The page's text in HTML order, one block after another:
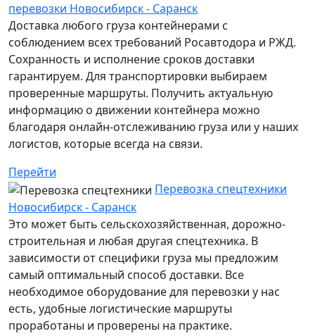
перевозки Новосибирск - Саранск
Доставка любого груза контейнерами с
соблюдением всех требований Росавтодора и РЖД.
Сохранность и исполнение сроков доставки
гарантируем. Для транспортировки выбираем
проверенные маршруты. Получить актуальную
информацию о движении контейнера можно
благодаря онлайн-отслеживанию груза или у наших
логистов, которые всегда на связи.
Перейти
Перевозка спецтехники
Новосибирск - Саранск
Это может быть сельскохозяйственная, дорожно-
строительная и любая другая спецтехника. В
зависимости от специфики груза мы предложим
самый оптимальный способ доставки. Все
необходимое оборудование для перевозки у нас
есть, удобные логистические маршруты
проработаны и проверены на практике.